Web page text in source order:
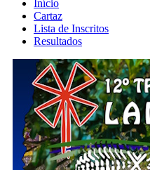
Início
Cartaz
Lista de Inscritos
Resultados